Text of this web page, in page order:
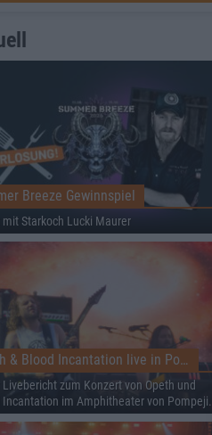
Breeze Gewinnspiel
mit Starkoch Lucki Maurer
Opeth & Blood Incantation live in Pompeji
Livebericht zum Konzert von Opeth und
Incantation im Amphitheater von Pompeji.